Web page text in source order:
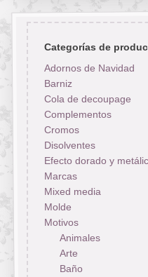
Categorías de
Adornos de Navidad
Barniz
Cola de decoupage
Complementos
Cromos
Disolventes
Efecto dorado y
Marcas
Mixed media
Molde
Motivos
Animales
Arte
Baño